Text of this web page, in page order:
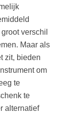
verschil
Maar als
zit, bieden
om
te
te
alternatief